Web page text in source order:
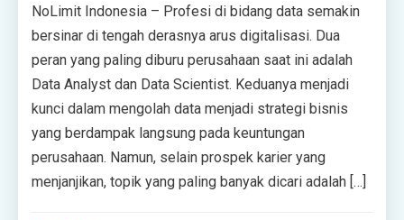
NoLimit Indonesia – Profesi di bidang data semakin
bersinar di tengah derasnya arus digitalisasi. Dua
peran yang paling diburu perusahaan saat ini adalah
Data Analyst dan Data Scientist. Keduanya menjadi
kunci dalam mengolah data menjadi strategi bisnis
yang berdampak langsung pada keuntungan
perusahaan. Namun, selain prospek karier yang
menjanjikan, topik yang paling banyak dicari adalah […]